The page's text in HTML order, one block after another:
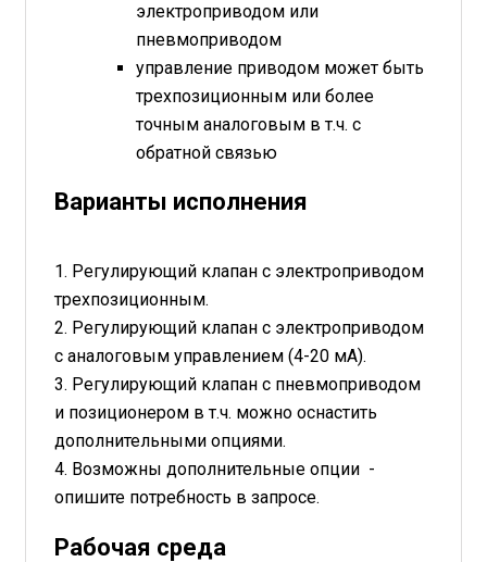
электроприводом или
пневмоприводом
управление приводом может быть
трехпозиционным или более
точным аналоговым в т.ч. с
обратной связью
Варианты исполнения
1. Регулирующий клапан с электроприводом
трехпозиционным.
2. Регулирующий клапан с электроприводом
c аналоговым управлением (4-20 мА).
3. Регулирующий клапан с пневмоприводом
и позиционером в т.ч. можно оснастить
дополнительными опциями.
4. Возможны дополнительные опции -
опишите потребность в запросе.
Рабочая среда